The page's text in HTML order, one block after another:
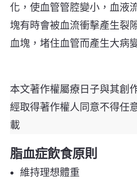
化，使血管管腔變小，血液
塊有時會被血流衝擊產生裂
血塊，堵住血管而產生大病
本文著作權屬療日子與其創
經取得著作權人同意不得任
載
脂血症飲食原則
維持理想體重